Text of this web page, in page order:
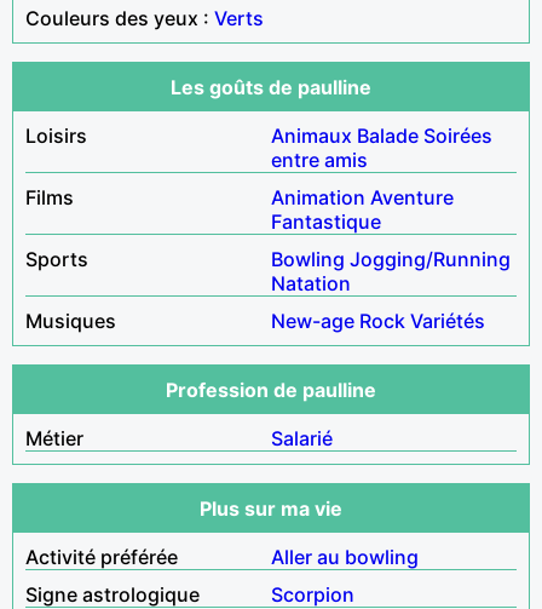
Couleurs des yeux : Verts
Les goûts de paulline
Loisirs
Animaux Balade Soirées
entre amis
Films
Animation Aventure
Fantastique
Sports
Bowling Jogging/Running
Natation
Musiques
New-age Rock Variétés
Profession de paulline
Métier
Salarié
Plus sur ma vie
Activité préférée
Aller au bowling
Signe astrologique
Scorpion